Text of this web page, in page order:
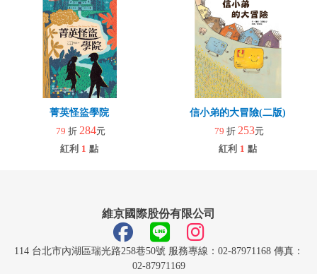
菁英怪盜學院
79 折 284元
紅利 1 點
信小弟的大冒險(二版)
79 折 253元
紅利 1 點
維京國際股份有限公司
114 台北市內湖區瑞光路258巷50號 服務專線：02-87971168 傳真：
02-87971169